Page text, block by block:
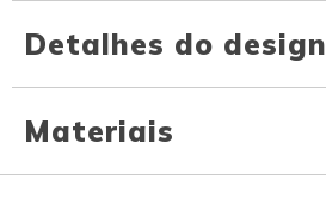
Detalhes do design
Materiais